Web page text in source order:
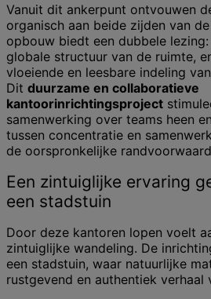
Vanuit dit ankerpunt ontvouwen
organisch aan beide zijden van
opbouw biedt een dubbele
globale structuur van de ruimte,
vloeiende en leesbare indeling
Dit duurzame en collaboratieve
kantoorinrichtingsproject
samenwerking over teams heen
tussen concentratie en
de oorspronkelijke
Een zintuiglijke ervaring
een stadstuin
Door deze kantoren lopen voelt
zintuiglijke wandeling. De
een stadstuin, waar natuurlijke
rustgevend en authentiek verhaal